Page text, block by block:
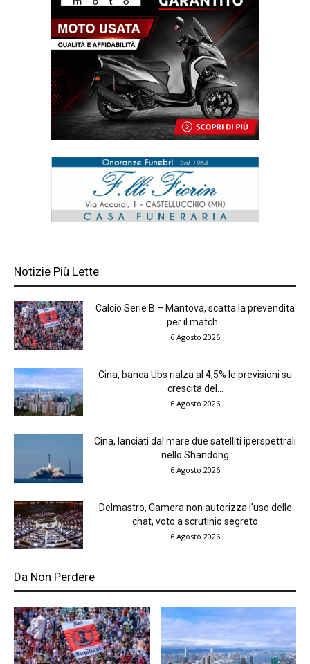
Notizie Più Lette
Calcio Serie B – Mantova, scatta la prevendita
per il match...
6 Agosto 2026
Cina, banca Ubs rialza al 4,5% le previsioni su
crescita del...
6 Agosto 2026
Cina, lanciati dal mare due satelliti iperspettrali
nello Shandong
6 Agosto 2026
Delmastro, Camera non autorizza l’uso delle
chat, voto a scrutinio segreto
6 Agosto 2026
Da Non Perdere